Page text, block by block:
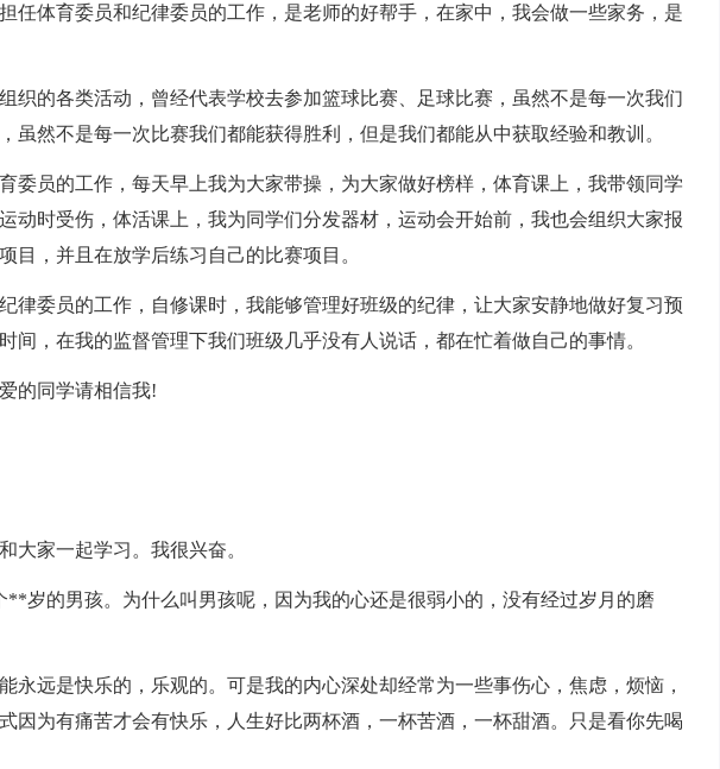
任体育委员和纪律委员的工作，是老师的好帮手，在家中，我会做一些家务，是
织的各类活动，曾经代表学校去参加篮球比赛、足球比赛，虽然不是每一次我们
虽然不是每一次比赛我们都能获得胜利，但是我们都能从中获取经验和教训。
委员的工作，每天早上我为大家带操，为大家做好榜样，体育课上，我带领同学
动时受伤，体活课上，我为同学们分发器材，运动会开始前，我也会组织大家报
目，并且在放学后练习自己的比赛项目。
律委员的工作，自修课时，我能够管理好班级的纪律，让大家安静地做好复习预
间，在我的监督管理下我们班级几乎没有人说话，都在忙着做自己的事情。
的同学请相信我!
大家一起学习。我很兴奋。
岁的男孩。为什么叫男孩呢，因为我的心还是很弱小的，没有经过岁月的磨
永远是快乐的，乐观的。可是我的内心深处却经常为一些事伤心，焦虑，烦恼，
因为有痛苦才会有快乐，人生好比两杯酒，一杯苦酒，一杯甜酒。只是看你先喝